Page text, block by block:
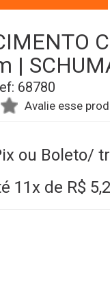
|
68780
Avalie esse
ou Boleto/
11x de R$